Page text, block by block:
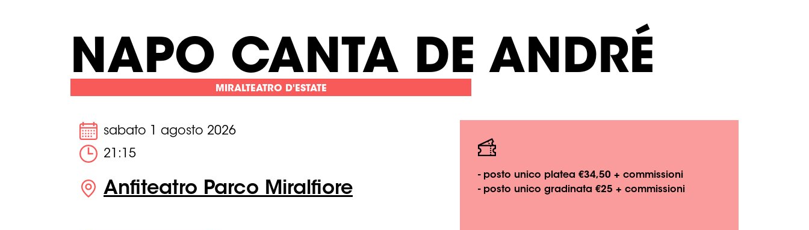
NAPO CANTA DE ANDRÉ
MIRALTEATRO D'ESTATE
sabato 1 agosto 2026
21:15
Anfiteatro Parco Miralfiore
- posto unico platea €34,50 + commissioni
- posto unico gradinata €25 + commissioni